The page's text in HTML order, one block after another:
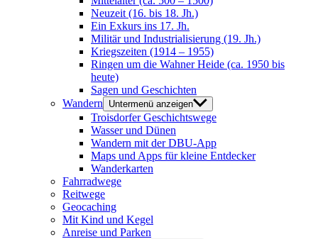
Neuzeit (16. bis 18. Jh.)
Ein Exkurs ins 17. Jh.
Militär und Industrialisierung (19. Jh.)
Kriegszeiten (1914 – 1955)
Ringen um die Wahner Heide (ca. 1950 bis
heute)
Sagen und Geschichten
Wandern
Untermenü anzeigen
Troisdorfer Geschichtswege
Wasser und Dünen
Wandern mit der DBU-App
Maps und Apps für kleine Entdecker
Wanderkarten
Fahrradwege
Reitwege
Geocaching
Mit Kind und Kegel
Anreise und Parken